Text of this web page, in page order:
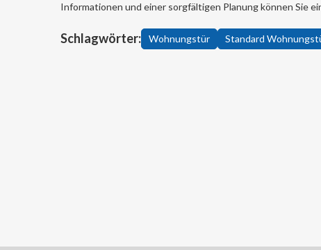
Informationen und einer sorgfältigen Planung können Sie
Schlagwörter: Wohnungstür Standard